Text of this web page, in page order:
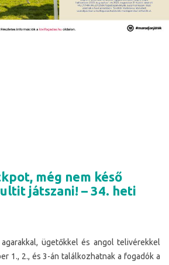
még nem késő
játszani! – 34. heti
ügetőkkel és angol telivérekkel
1., 2., és 3-án találkozhatnak a fogadók a